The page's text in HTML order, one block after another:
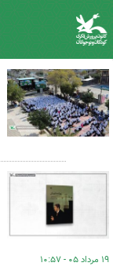
۱۹ مرداد ۰۵ - ۱۰:۵۷